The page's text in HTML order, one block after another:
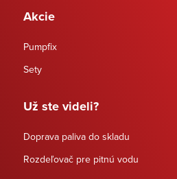
Akcie
Pumpfix
Sety
Už ste videli?
Doprava paliva do skladu
Rozdeľovač pre pitnú vodu